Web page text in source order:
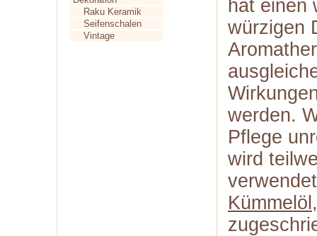
Raku Keramik
Seifenschalen
Vintage
hat einen
würzigen
werden.
Pflege
wird
Kümmelöl